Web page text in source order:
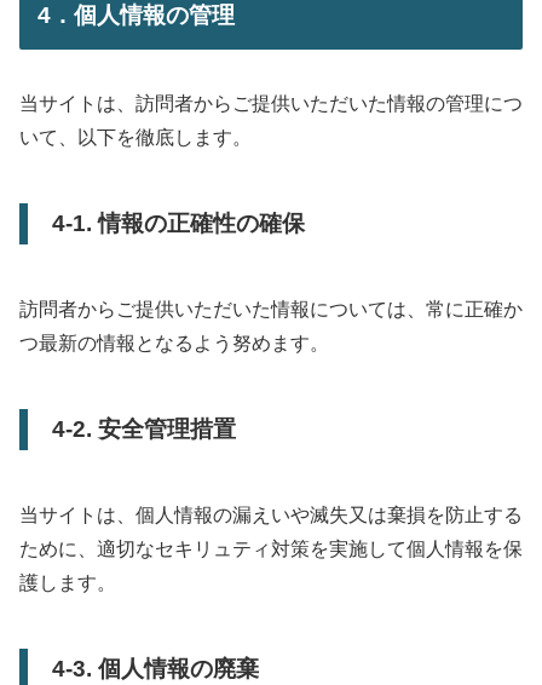
4．個人情報の管理
当サイトは、訪問者からご提供いただいた情報の管理につ
いて、以下を徹底します。
4-1. 情報の正確性の確保
訪問者からご提供いただいた情報については、常に正確か
つ最新の情報となるよう努めます。
4-2. 安全管理措置
当サイトは、個人情報の漏えいや滅失又は棄損を防止する
ために、適切なセキリュティ対策を実施して個人情報を保
護します。
4-3. 個人情報の廃棄